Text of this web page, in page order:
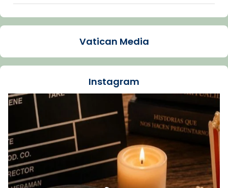
Arquebisbat de Barcelona
La Carmina va patir depressió. Fa gairebé
dos mesos, a l'Estadi Lluís Companys, la
Recupera l'entrevista comp
Vatican
tican News 👇
www.vaticannews.va/es/iglesia/news/2026-
07/carmina-historia-depresion-papa-viaje-
espana-testimoni...
Foto
Vatican Media
Instagram